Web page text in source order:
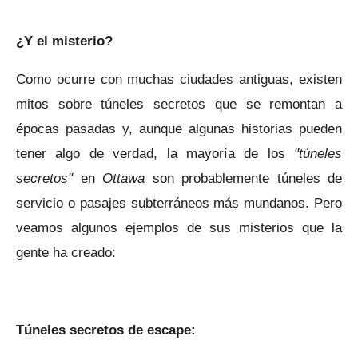
¿Y el misterio?
Como ocurre con muchas ciudades antiguas, existen
mitos sobre túneles secretos que se remontan a
épocas pasadas y, aunque algunas historias pueden
tener algo de verdad, la mayoría de los "túneles
secretos"en Ottawa son probablemente túneles de
servicio o pasajes subterráneos más mundanos. Pero
veamos algunos ejemplos de sus misterios que la
gente ha creado:
Túneles secretos de escape: